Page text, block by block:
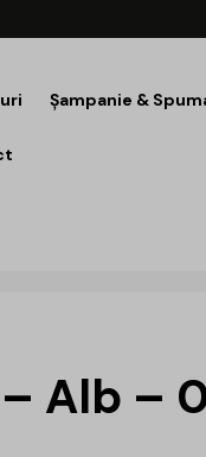
Șampanie &
Alb –